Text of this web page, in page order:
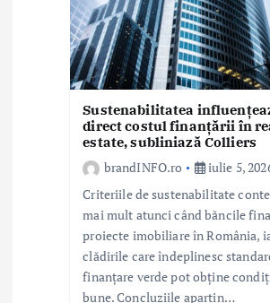
Sustenabilitatea
direct costul finanțării în
estate, subliniază Colliers
brandINFO.ro
iulie 5,
Criteriile de sustenabilitate
mai mult atunci când băncile
proiecte imobiliare în România,
clădirile care îndeplinesc
finanțare verde pot obține
bune. Concluziile aparțin…